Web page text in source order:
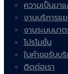
ความเป็นมา
งานบริการ
งานระบบมา
โปรโมชั่น
ใบคำขอรับบ
ติดต่อเรา